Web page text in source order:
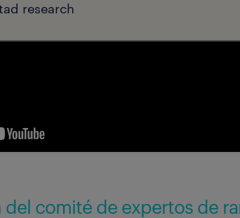
research
comité de expertos de